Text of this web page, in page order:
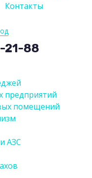
Контакты
21-88
предприятий
помещений
АЗС